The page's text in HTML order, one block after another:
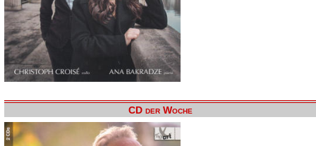
CD der Woche